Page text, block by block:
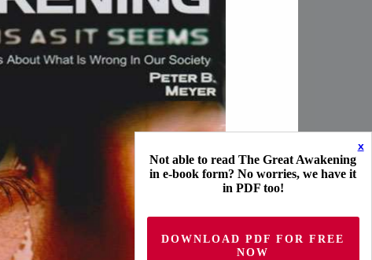
x
Not able to read The Great Awakening
in e-book form? No worries, we have it
in PDF too!
DOWNLOAD PDF FOR FREE
NOW